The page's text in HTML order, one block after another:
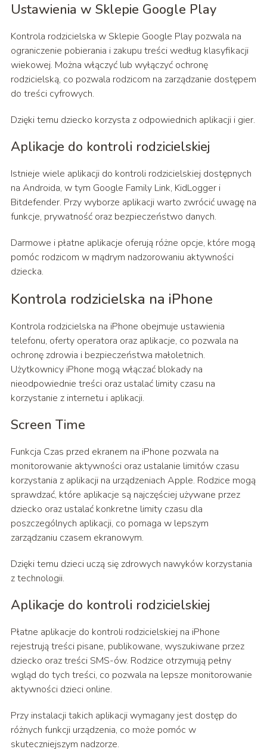
Ustawienia w Sklepie Google Play
Kontrola rodzicielska w Sklepie Google Play pozwala na
ograniczenie pobierania i zakupu treści według klasyfikacji
wiekowej. Można włączyć lub wyłączyć ochronę
rodzicielską, co pozwala rodzicom na zarządzanie dostępem
do treści cyfrowych.
Dzięki temu dziecko korzysta z odpowiednich aplikacji i gier.
Aplikacje do kontroli rodzicielskiej
Istnieje wiele aplikacji do kontroli rodzicielskiej dostępnych
na Androida, w tym Google Family Link, KidLogger i
Bitdefender. Przy wyborze aplikacji warto zwrócić uwagę na
funkcje, prywatność oraz bezpieczeństwo danych.
Darmowe i płatne aplikacje oferują różne opcje, które mogą
pomóc rodzicom w mądrym nadzorowaniu aktywności
dziecka.
Kontrola rodzicielska na iPhone
Kontrola rodzicielska na iPhone obejmuje ustawienia
telefonu, oferty operatora oraz aplikacje, co pozwala na
ochronę zdrowia i bezpieczeństwa małoletnich.
Użytkownicy iPhone mogą włączać blokady na
nieodpowiednie treści oraz ustalać limity czasu na
korzystanie z internetu i aplikacji.
Screen Time
Funkcja Czas przed ekranem na iPhone pozwala na
monitorowanie aktywności oraz ustalanie limitów czasu
korzystania z aplikacji na urządzeniach Apple. Rodzice mogą
sprawdzać, które aplikacje są najczęściej używane przez
dziecko oraz ustalać konkretne limity czasu dla
poszczególnych aplikacji, co pomaga w lepszym
zarządzaniu czasem ekranowym.
Dzięki temu dzieci uczą się zdrowych nawyków korzystania
z technologii.
Aplikacje do kontroli rodzicielskiej
Płatne aplikacje do kontroli rodzicielskiej na iPhone
rejestrują treści pisane, publikowane, wyszukiwane przez
dziecko oraz treści SMS-ów. Rodzice otrzymują pełny
wgląd do tych treści, co pozwala na lepsze monitorowanie
aktywności dzieci online.
Przy instalacji takich aplikacji wymagany jest dostęp do
różnych funkcji urządzenia, co może pomóc w
skuteczniejszym nadzorze.